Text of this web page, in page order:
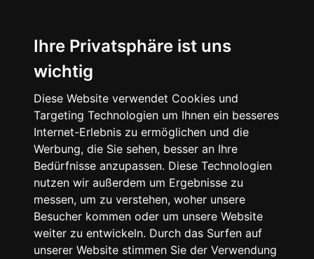
Ihre Privatsphäre ist uns
wichtig
Diese Website verwendet Cookies und
Targeting Technologien um Ihnen ein besseres
Internet-Erlebnis zu ermöglichen und die
Werbung, die Sie sehen, besser an Ihre
Bedürfnisse anzupassen. Diese Technologien
nutzen wir außerdem um Ergebnisse zu
messen, um zu verstehen, woher unsere
Besucher kommen oder um unsere Website
weiter zu entwickeln. Durch das Surfen auf
unserer Website stimmen Sie der Verwendung